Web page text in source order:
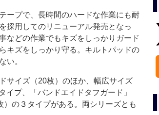
ープで、長時間のハードな作業にも耐
採用してのリニューアル発売となっ
などの作業でもキズをしっかりガード
キズをしっかり守る。キルトパッドの
い。
サイズ（20枚）のほか、幅広サイズ
イプ、「バンドエイドタフガード」
の３タイプがある。両シリーズとも